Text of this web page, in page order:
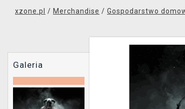
xzone.pl / Merchandise / Gospodarstwo
Galeria